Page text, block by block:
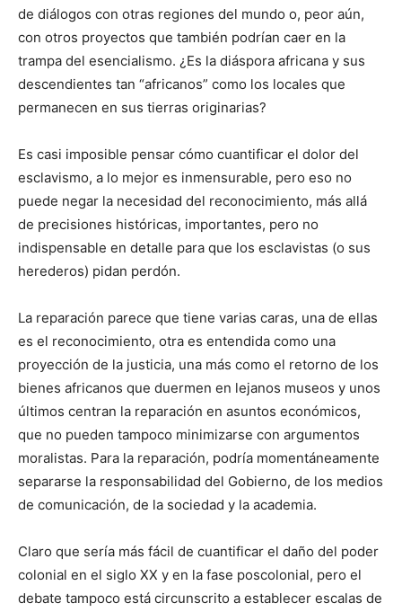
de diálogos con otras regiones del mundo o, peor aún,
con otros proyectos que también podrían caer en la
trampa del esencialismo. ¿Es la diáspora africana y sus
descendientes tan “africanos” como los locales que
permanecen en sus tierras originarias?
Es casi imposible pensar cómo cuantificar el dolor del
esclavismo, a lo mejor es inmensurable, pero eso no
puede negar la necesidad del reconocimiento, más allá
de precisiones históricas, importantes, pero no
indispensable en detalle para que los esclavistas (o sus
herederos) pidan perdón.
La reparación parece que tiene varias caras, una de ellas
es el reconocimiento, otra es entendida como una
proyección de la justicia, una más como el retorno de los
bienes africanos que duermen en lejanos museos y unos
últimos centran la reparación en asuntos económicos,
que no pueden tampoco minimizarse con argumentos
moralistas. Para la reparación, podría momentáneamente
separarse la responsabilidad del Gobierno, de los medios
de comunicación, de la sociedad y la academia.
Claro que sería más fácil de cuantificar el daño del poder
colonial en el siglo XX y en la fase poscolonial, pero el
debate tampoco está circunscrito a establecer escalas de